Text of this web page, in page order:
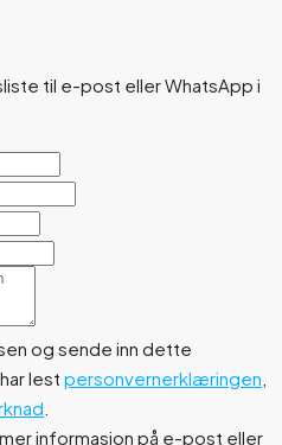
til e-post eller WhatsApp i
og sende inn dette
lest personvernerklæringen
informasjon på e-post eller